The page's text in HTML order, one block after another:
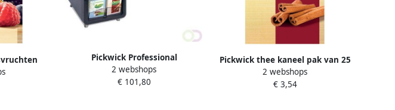
zakjes
Pickwick Professional
theedispenser 8 vaks gevuld
2 webshops
€ 101,80
Pickwick thee kaneel pak van 25
zakjes
2 webshops
€ 3,54